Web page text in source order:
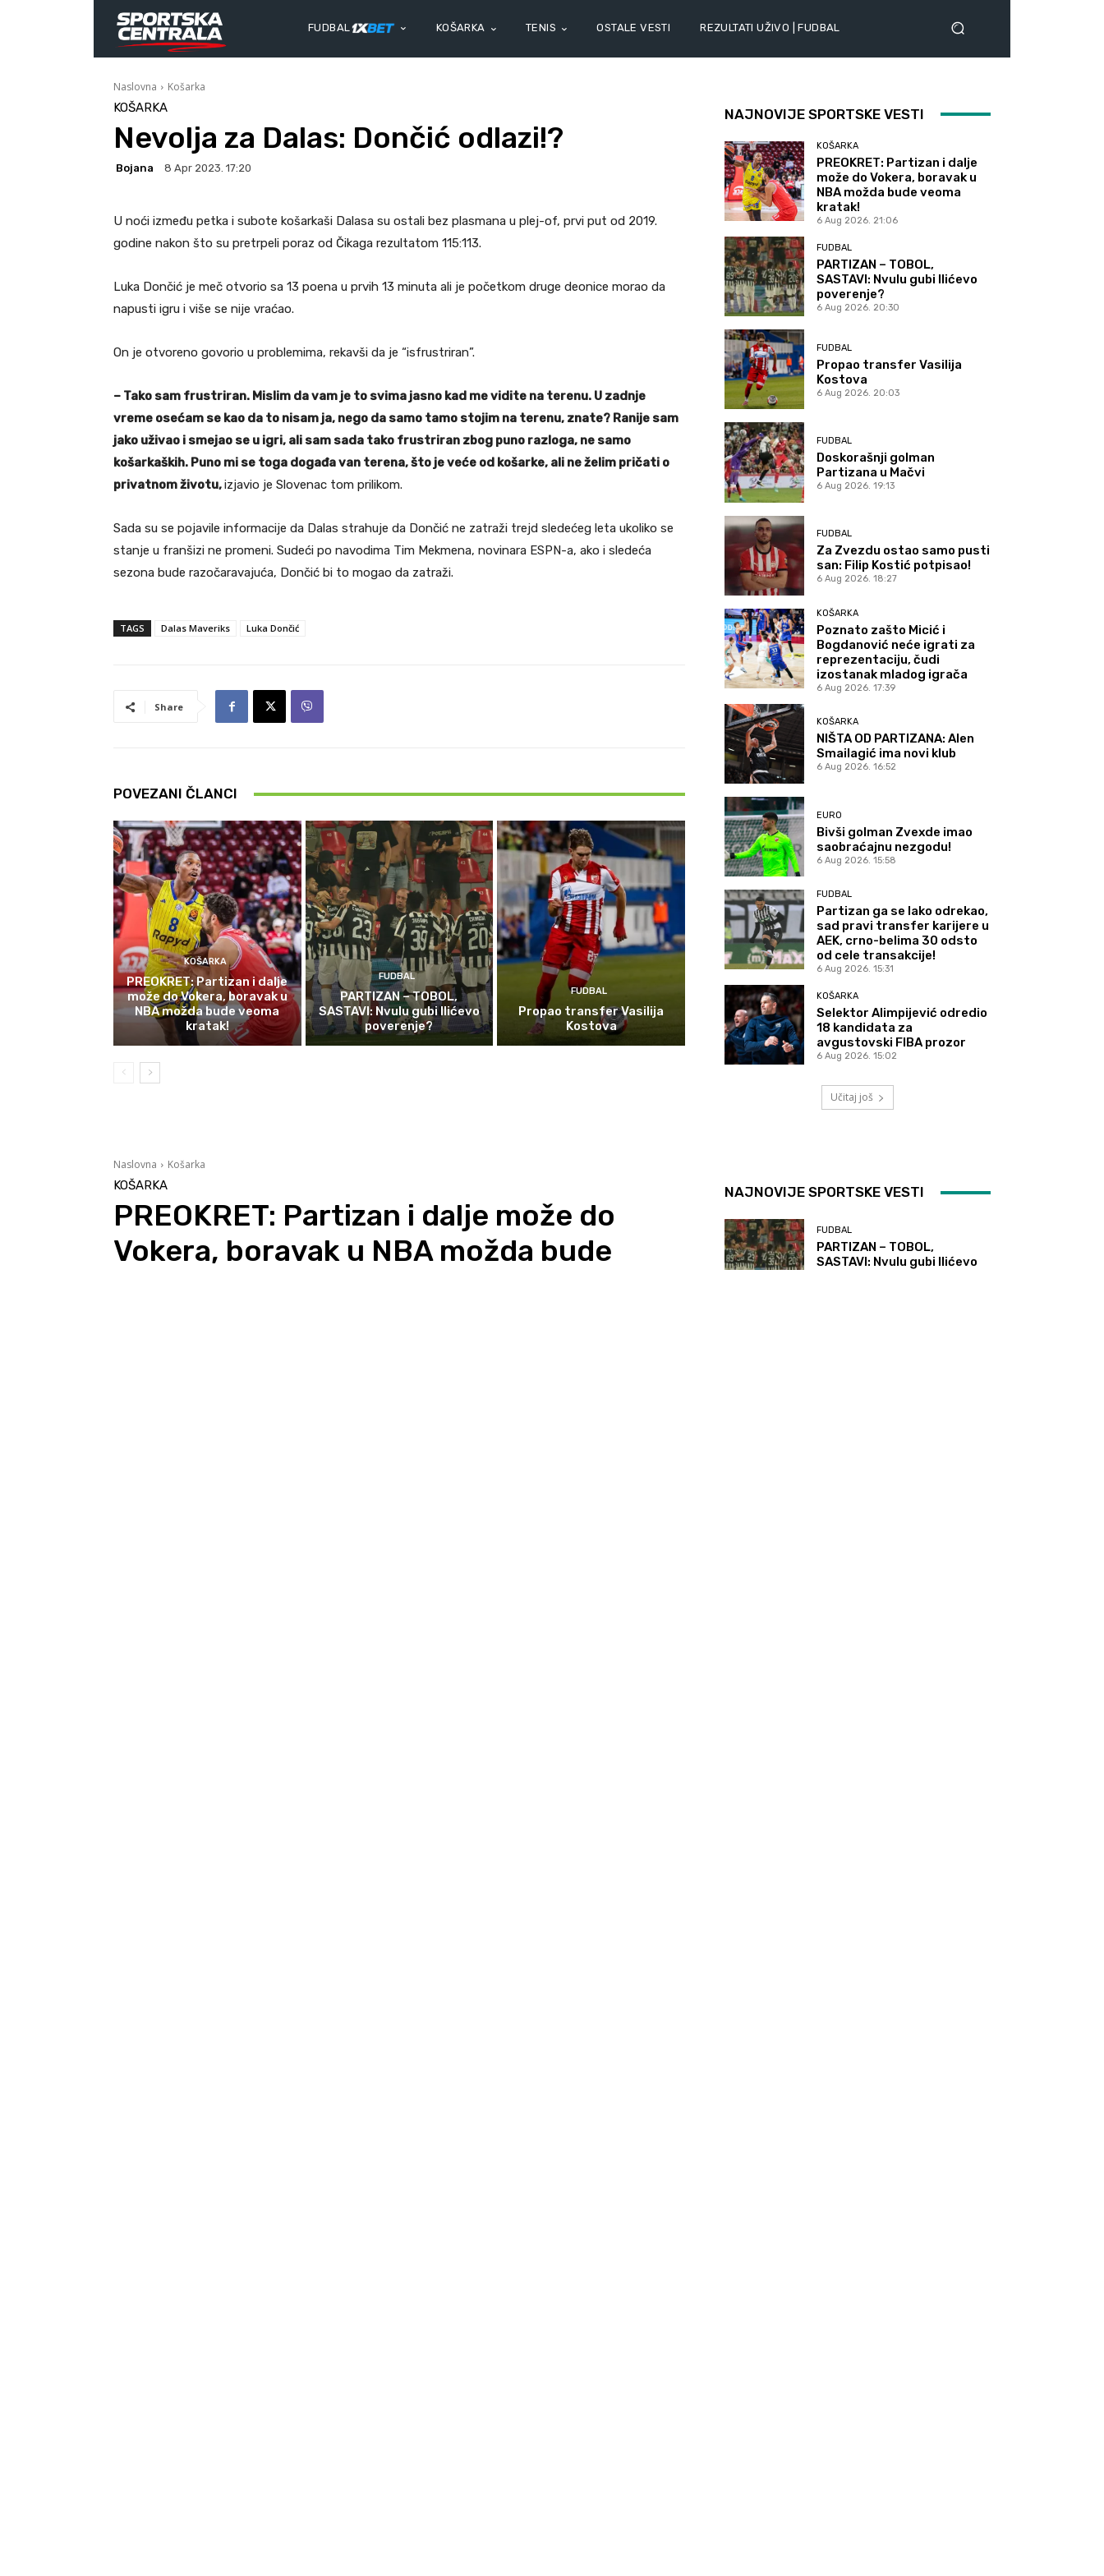
FUDBAL KOŠARKA TENIS OSTALE VESTI REZULTATI UŽIVO | FUDBAL
Naslovna Košarka
KOŠARKA
Nevolja za Dalas: Dončić odlazi!?
Bojana 8 Apr 2023. 17:20
U noći između petka i subote košarkaši Dalasa su ostali bez plasmana u plej-of, prvi put od 2019.
godine nakon što su pretrpeli poraz od Čikaga rezultatom 115:113.
Luka Dončić je meč otvorio sa 13 poena u prvih 13 minuta ali je početkom druge deonice morao da
napusti igru i više se nije vraćao.
On je otvoreno govorio u problemima, rekavši da je “isfrustriran”.
– Tako sam frustriran. Mislim da vam je to svima jasno kad me vidite na terenu. U zadnje
vreme osećam se kao da to nisam ja, nego da samo tamo stojim na terenu, znate? Ranije sam
jako uživao i smejao se u igri, ali sam sada tako frustriran zbog puno razloga, ne samo
košarkaških. Puno mi se toga događa van terena, što je veće od košarke, ali ne želim pričati o
privatnom životu,izjavio je Slovenac tom prilikom.
Sada su se pojavile informacije da Dalas strahuje da Dončić ne zatraži trejd sledećeg leta ukoliko se
stanje u franšizi ne promeni. Sudeći po navodima Tim Mekmena, novinara ESPN-a, ako i sledeća
sezona bude razočaravajuća, Dončić bi to mogao da zatraži.
TAGS Dalas Maveriks Luka Dončić
Share
POVEZANI ČLANCI
KOŠARKA
PREOKRET: Partizan i dalje
može do Vokera, boravak u
NBA možda bude veoma
kratak!
FUDBAL
PARTIZAN – TOBOL,
SASTAVI: Nvulu gubi Ilićevo
poverenje?
FUDBAL
Propao transfer Vasilija
Kostova
NAJNOVIJE SPORTSKE VESTI
KOŠARKA
PREOKRET: Partizan i dalje
može do Vokera, boravak u
NBA možda bude veoma
kratak!
6 Aug 2026. 21:06
FUDBAL
PARTIZAN – TOBOL,
SASTAVI: Nvulu gubi Ilićevo
poverenje?
6 Aug 2026. 20:30
FUDBAL
Propao transfer Vasilija
Kostova
6 Aug 2026. 20:03
FUDBAL
Doskorašnji golman
Partizana u Mačvi
6 Aug 2026. 19:13
FUDBAL
Za Zvezdu ostao samo pusti
san: Filip Kostić potpisao!
6 Aug 2026. 18:27
KOŠARKA
Poznato zašto Micić i
Bogdanović neće igrati za
reprezentaciju, čudi
izostanak mladog igrača
6 Aug 2026. 17:39
KOŠARKA
NIŠTA OD PARTIZANA: Alen
Smailagić ima novi klub
6 Aug 2026. 16:52
EURO
Bivši golman Zvexde imao
saobraćajnu nezgodu!
6 Aug 2026. 15:58
FUDBAL
Partizan ga se lako odrekao,
sad pravi transfer karijere u
AEK, crno-belima 30 odsto
od cele transakcije!
6 Aug 2026. 15:31
KOŠARKA
Selektor Alimpijević odredio
18 kandidata za
avgustovski FIBA prozor
6 Aug 2026. 15:02
Učitaj još